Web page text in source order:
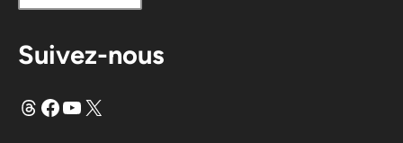
Suivez-nous
FilsFacebook
YouTube
X